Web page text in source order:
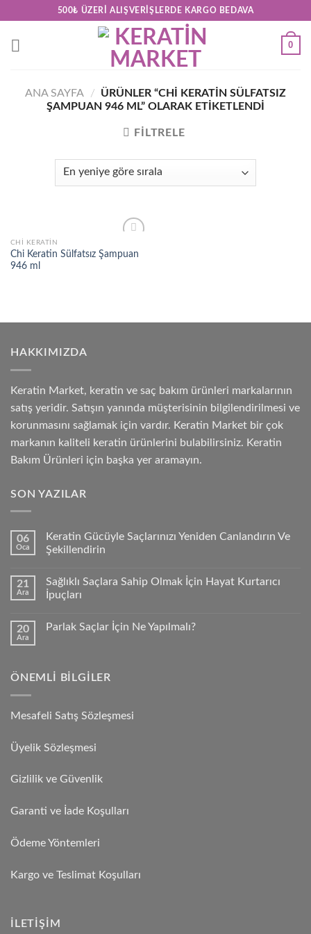
content
500₺ ÜZERI ALIŞVERIŞLERDE KARGO BEDAVA
0
ANA SAYFA /
ÜRÜNLER “CHI KERATIN SÜLFATSIZ
ŞAMPUAN 946 ML” OLARAK ETIKETLENDI
FILTRELE
wishlist
CHI KERATIN
Chi Keratin Sülfatsız Şampuan
946 ml
HAKKIMIZDA
Keratin Market, keratin ve saç bakım ürünleri markalarının
satış yeridir. Satışın yanında müşterisinin bilgilendirilmesi ve
korunmasını sağlamak için vardır. Keratin Market bir çok
markanın kaliteli keratin ürünlerini bulabilirsiniz. Keratin
Bakım Ürünleri için başka yer aramayın.
SON YAZILAR
06
Oca
Keratin Gücüyle Saçlarınızı Yeniden Canlandırın Ve
Şekillendirin
21
Ara
Sağlıklı Saçlara Sahip Olmak İçin Hayat Kurtarıcı
İpuçları
20
Ara
Parlak Saçlar İçin Ne Yapılmalı?
ÖNEMLI BILGILER
Mesafeli Satış Sözleşmesi
Üyelik Sözleşmesi
Gizlilik ve Güvenlik
Garanti ve İade Koşulları
Ödeme Yöntemleri
Kargo ve Teslimat Koşulları
İLETIŞIM